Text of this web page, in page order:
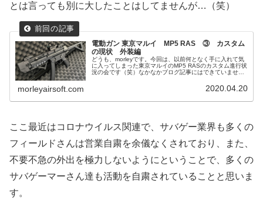
とは言っても別に大したことはしてませんが…（笑）
電動ガン 東京マルイ MP5 RAS ③ カスタム
の現状 外装編
どうも、morleyです。今回は、以前何となく手に入れて気
に入ってしまった東京マルイのMP5 RASのカスタム進行状
況の会です（笑）なかなかブログ記事にはできていません
morleyairsoft.com 2020.04.20
ここ最近はコロナウイルス関連で、サバゲー業界も多くの
フィールドさんは営業自粛を余儀なくされており、また、
不要不急の外出を極力しないようにということで、多くの
サバゲーマーさん達も活動を自粛されていることと思いま
す。